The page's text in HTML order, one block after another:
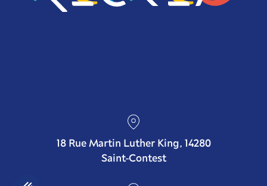
18 Rue Martin Luther King, 14280
Saint-Contest